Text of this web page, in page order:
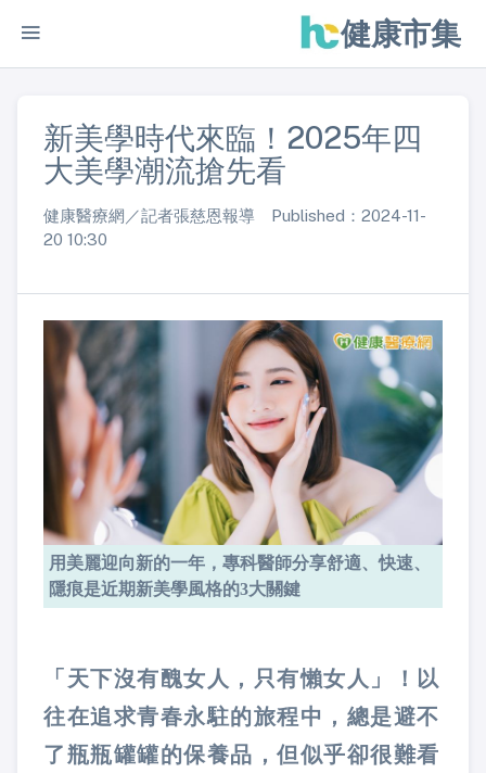
健康市集
新美學時代來臨！2025年四
大美學潮流搶先看
健康醫療網／記者張慈恩報導 Published：2024-11-
20 10:30
用美麗迎向新的一年，專科醫師分享舒適、快速、
隱痕是近期新美學風格的3大關鍵
「天下沒有醜女人，只有懶女人」！以
往在追求青春永駐的旅程中，總是避不
了瓶瓶罐罐的保養品，但似乎卻很難看